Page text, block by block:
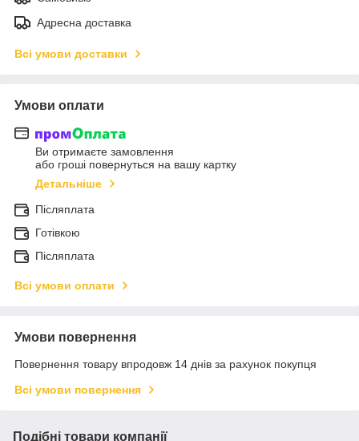
Адресна доставка
Всі умови доставки
Умови оплати
Ви отримаєте замовлення
або гроші повернуться на вашу картку
Детальніше
Післяплата
Готівкою
Післяплата
Всі умови оплати
Умови повернення
Повернення товару впродовж 14 днів за рахунок покупця
Всі умови повернення
Подібні товари компанії